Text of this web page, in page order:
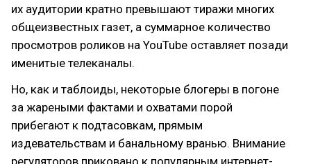
их аудитории кратно превышают тиражи многих
общеизвестных газет, а суммарное количество
просмотров роликов на YouTube оставляет позади
именитые телеканалы.
Но, как и таблоиды, некоторые блогеры в погоне
за жареными фактами и охватами порой
прибегают к подтасовкам, прямым
издевательствам и банальному вранью. Внимание
регуляторов приковано к популярным интернет-